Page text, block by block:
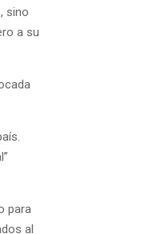
sino
a su
para
al